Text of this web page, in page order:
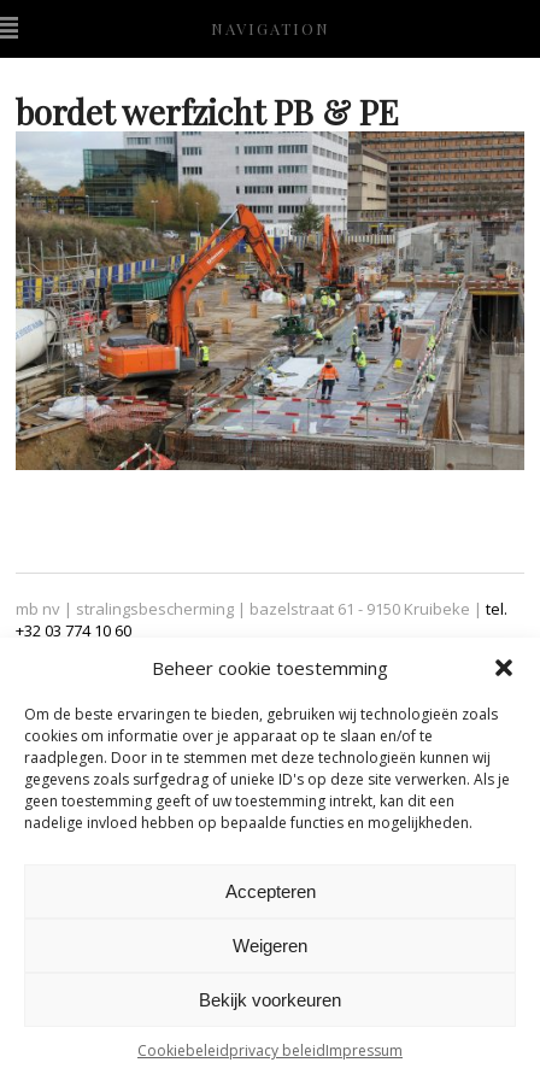
Beheer cookie toestemming
Om de beste ervaringen te bieden, gebruiken wij technologieën zoals
cookies om informatie over je apparaat op te slaan en/of te
raadplegen. Door in te stemmen met deze technologieën kunnen wij
gegevens zoals surfgedrag of unieke ID's op deze site verwerken. Als je
geen toestemming geeft of uw toestemming intrekt, kan dit een
nadelige invloed hebben op bepaalde functies en mogelijkheden.
Accepteren
Weigeren
Bekijk voorkeuren
Cookiebeleidprivacy beleidImpressum
NAVIGATION
bordet werfzicht PB & PE
mb nv | stralingsbescherming | bazelstraat 61 - 9150 Kruibeke | tel.
+32 03 774 10 60